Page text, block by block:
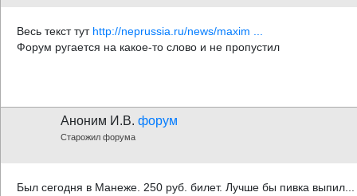
Весь текст тут http://neprussia.ru/news/maxim ...
Форум ругается на какое-то слово и не пропустил
Аноним И.В. форум
Старожил форума
Был сегодня в Манеже. 250 руб. билет. Лучше бы пивка выпил...